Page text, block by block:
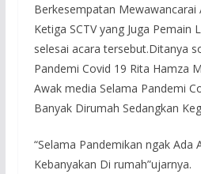
Berkesempatan Mewawancarai
Ketiga SCTV yang Juga Pemain
selesai acara tersebut.Ditanya
Pandemi Covid 19 Rita Hamza
Awak media Selama Pandemi
Banyak Dirumah Sedangkan
“Selama Pandemikan ngak Ada
Kebanyakan Di rumah”ujarnya.